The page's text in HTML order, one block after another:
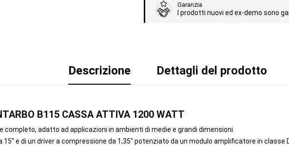
Garanzia
I prodotti nuovi ed ex-demo sono
Descrizione Dettagli del prodotto
B115 CASSA ATTIVA 1200 WATT
adatto ad applicazioni in ambienti di medie e grandi dimensioni.
e di un driver a compressione da 1,35" potenziato da un modulo amplificatore in classe